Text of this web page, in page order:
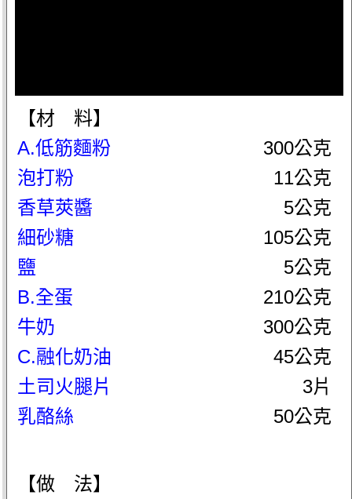
【材 料】
A.低筋麵粉
300公克
泡打粉
11公克
香草莢醬
5公克
細砂糖
105公克
鹽
5公克
B.全蛋
210公克
牛奶
300公克
C.融化奶油
45公克
土司火腿片
3片
乳酪絲
50公克
【做 法】